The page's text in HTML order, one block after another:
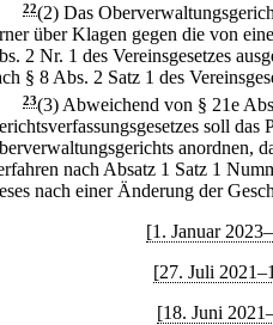
22(2) Das
über Klagen gegen die von
2 Nr. 1 des Vereinsgesetzes
§ 8 Abs. 2 Satz 1 des
23(3) Abweichend von § 21e
soll das
anordnen,
nach Absatz 1 Satz 1
nach einer Änderung der
[1. Januar
[27. Juli
[18. Juni